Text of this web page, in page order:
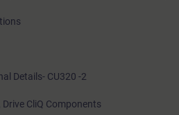
Details- CU320 -2
CliQ Components